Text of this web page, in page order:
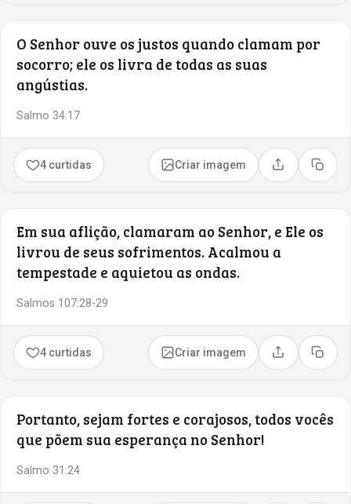
O Senhor ouve os justos quando clamam por
socorro; ele os livra de todas as suas
angústias.
Salmo 34:17
4 curtidas Criar imagem Compartilhar
Copiar
Em sua aflição, clamaram ao Senhor, e Ele os
livrou de seus sofrimentos. Acalmou a
tempestade e aquietou as ondas.
Salmos 107:28-29
4 curtidas Criar imagem Compartilhar
Copiar
Portanto, sejam fortes e corajosos, todos vocês
que põem sua esperança no Senhor!
Salmo 31:24